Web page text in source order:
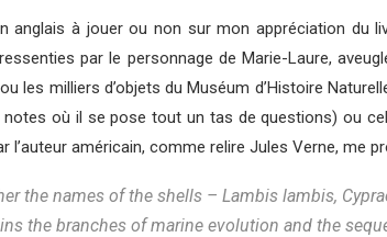
anglais à jouer ou non sur mon appréciation du
par le personnage de Marie-Laure,
les milliers d’objets du Muséum d’Histoire
où il se pose tout un tas de questions) ou
l’auteur américain, comme relire Jules Verne, me
the names of the shells – Lambis lambis,
the branches of marine evolution and the